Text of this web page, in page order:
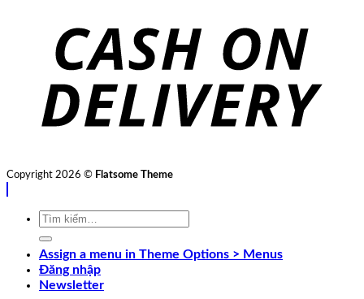
Copyright 2026 © Flatsome Theme
Tìm
Assign a menu in Theme Options > Menus
Đăng nhập
Newsletter